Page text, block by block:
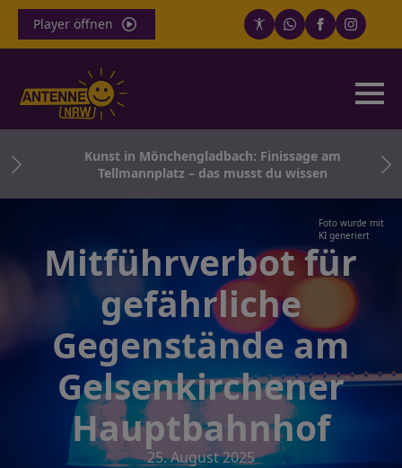
Player öffnen
Kunst in Mönchengladbach: Finissage am
Tellmannplatz – das musst du wissen
Foto wurde mit
KI generiert
Mitführverbot für
gefährliche
Gegenstände am
Gelsenkirchener
Hauptbahnhof
25. August 2025